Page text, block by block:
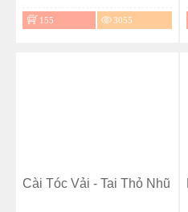
155 3055
Cài Tóc Vải - Tai Thỏ Nhũ